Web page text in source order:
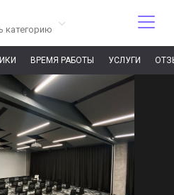
категорию
ВРЕМЯ РАБОТЫ УСЛУГИ